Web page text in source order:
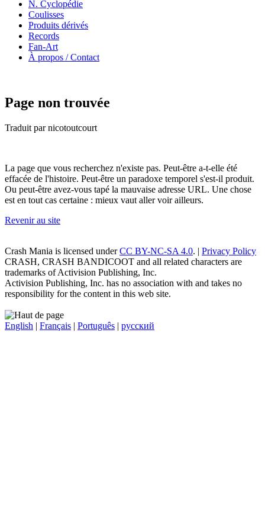
N. Cyclopédie
Coulisses
Produits dérivés
Records
Fan-Art
À propos / Contact
Page non trouvée
Traduit par nicotoutcourt
La page que vous recherchez n'existe pas. Peut-être a-t-elle été
effacée de l'histoire. Peut-être un paradoxe temporel s'est-il produit.
Ou peut-être avez-vous tapé la mauvaise adresse URL. Une chose
est en tout cas certaine : mieux vaut aller voir ailleurs.
Revenir au site
Crash Mania is licensed underCC BY-NC-SA 4.0. | Privacy Policy
CRASH, CRASH BANDICOOT and all related characters are
trademarks of Activision Publishing, Inc.
Activision Publishing, Inc. has no association with and takes no
responsibility for the content in this web site.
English | Français | Português | русский